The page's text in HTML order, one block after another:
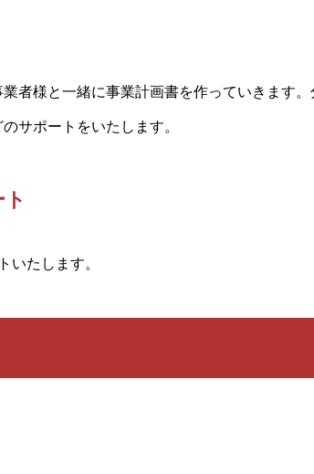
者様と一緒に事業計画書を作っていきます。
サポートをいたします。
いたします。